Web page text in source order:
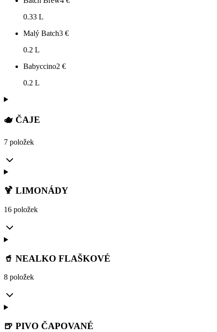
0.33 L
Malý Batch3 €
0.2 L
Babyccino2 €
0.2 L
🫖 ČAJE
7 položek
🍹 LIMONÁDY
16 položek
🥤 NEALKO FLAŠKOVÉ
8 položek
🍺 PIVO ČAPOVANÉ